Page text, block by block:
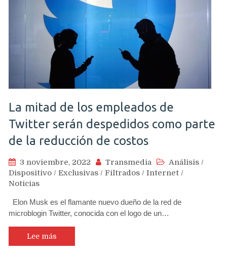
La mitad de los empleados de
Twitter serán despedidos como parte
de la reducción de costos
3 noviembre, 2022 Transmedia Análisis /
Dispositivo / Exclusivas / Filtrados / Internet /
Noticias
Elon Musk es el flamante nuevo dueño de la red de
microblogin Twitter, conocida con el logo de un…
Lee más